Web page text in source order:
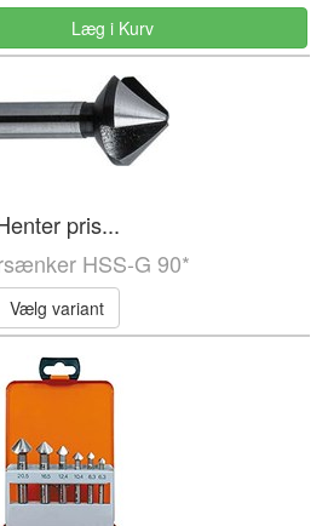
Læg i Kurv
pris...
HSS-G 90*
Vælg variant